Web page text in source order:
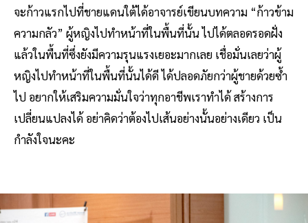
จะก้าวแรกไปที่ชายแดนใต้ได้อาจารย์เขียนบทความ “ก้าวข้าม
ความกลัว” ผู้หญิงไปทำหน้าที่ในพื้นที่นั้น ไปได้ตลอดรอดฝั่ง
แล้วในพื้นที่ซึ่งยังมีความรุนแรงเยอะมากเลย เชื่อมั่นเลยว่าผู้
หญิงไปทำหน้าที่ในพื้นที่นั้นได้ดี ได้ปลอดภัยกว่าผู้ชายด้วยซ้ำ
ไป อยากให้เสริมความมั่นใจว่าทุกอาชีพเราทำได้ สร้างการ
เปลี่ยนแปลงได้ อย่าคิดว่าต้องไปเส้นอย่างนั้นอย่างเดียว เป็น
กำลังใจนะคะ